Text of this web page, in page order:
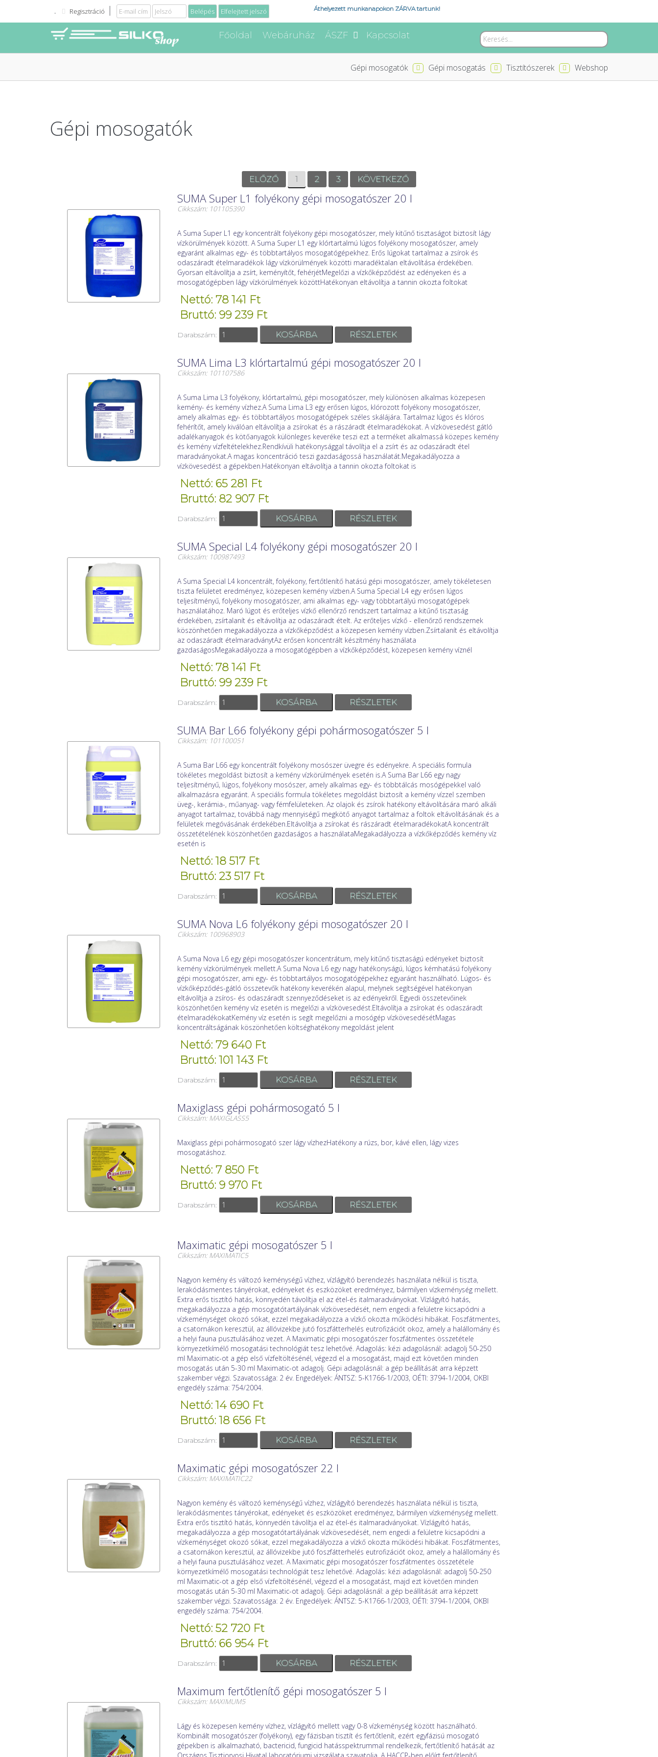
Regisztráció Elfelejtett jelszó Áthelyezett munkanapokon ZÁRVA tartunk!
Főoldal Webáruház ÁSZF Kapcsolat
Webshop
Tisztítószerek
Gépi mosogatás
Gépi mosogatók
Gépi mosogatók
ELŐZŐ 1 2 3 KÖVETKEZŐ
SUMA Super L1 folyékony gépi mosogatószer 20 l
Cikkszám: 101105390
A Suma Super L1 egy koncentrált folyékony gépi mosogatószer, mely kitűnő tisztaságot biztosít lágy
vízkörülmények között. A Suma Super L1 egy klórtartalmú lúgos folyékony mosogatószer, amely
egyaránt alkalmas egy- és többtartályos mosogatógépekhez. Erős lúgokat tartalmaz a zsírok és
odaszáradt ételmaradékok lágy vízkörülmények közötti maradéktalan eltávolítása érdekében.
Gyorsan eltávolítja a zsírt, keményítőt, fehérjétMegelőzi a vízkőképződést az edényeken és a
mosogatógépben lágy vízkörülmények közöttHatékonyan eltávolítja a tannin okozta foltokat
Nettó: 78 141 Ft
Bruttó: 99 239 Ft
Darabszám: RÉSZLETEK
SUMA Lima L3 klórtartalmú gépi mosogatószer 20 l
Cikkszám: 101107586
A Suma Lima L3 folyékony, klórtartalmú, gépi mosogatószer, mely különösen alkalmas közepesen
kemény- és kemény vízhez.A Suma Lima L3 egy erősen lúgos, klórozott folyékony mosogatószer,
amely alkalmas egy- és többtartályos mosogatógépek széles skálájára. Tartalmaz lúgos és klóros
fehérítőt, amely kiválóan eltávolítja a zsírokat és a rászáradt ételmaradékokat. A vízkövesedést gátló
adalékanyagok és kötőanyagok különleges keveréke teszi ezt a terméket alkalmassá közepes kemény
és kemény vízfeltételekhez.Rendkívüli hatékonysággal távolítja el a zsírt és az odaszáradt étel
maradványokat.A magas koncentráció teszi gazdaságossá használatát.Megakadályozza a
vízkövesedést a gépekben.Hatékonyan eltávolítja a tannin okozta foltokat is
Nettó: 65 281 Ft
Bruttó: 82 907 Ft
Darabszám: RÉSZLETEK
SUMA Special L4 folyékony gépi mosogatószer 20 l
Cikkszám: 100987493
A Suma Special L4 koncentrált, folyékony, fertőtlenítő hatású gépi mosogatószer, amely tökéletesen
tiszta felületet eredményez, közepesen kemény vízben.A Suma Special L4 egy erősen lúgos
teljesítményű, folyékony mosogatószer, ami alkalmas egy- vagy többtartályú mosogatógépek
használatához. Maró lúgot és erőteljes vízkő ellenőrző rendszert tartalmaz a kitűnő tisztaság
érdekében, zsírtalanít és eltávolítja az odaszáradt ételt. Az erőteljes vízkő - ellenőrző rendszernek
köszönhetően megakadályozza a vízkőképződést a közepesen kemény vízben.Zsírtalanít és eltávolítja
az odaszáradt ételmaradványtAz erősen koncentrált készítmény használata
gazdaságosMegakadályozza a mosogatógépben a vízkőképződést, közepesen kemény víznél
Nettó: 78 141 Ft
Bruttó: 99 239 Ft
Darabszám: RÉSZLETEK
SUMA Bar L66 folyékony gépi pohármosogatószer 5 l
Cikkszám: 101100051
A Suma Bar L66 egy koncentrált folyékony mosószer üvegre és edényekre. A speciális formula
tökéletes megoldást biztosít a kemény vízkörülmények esetén is.A Suma Bar L66 egy nagy
teljesítményű, lúgos, folyékony mosószer, amely alkalmas egy- és többtálcás mosógépekkel való
alkalmazásra egyaránt. A speciális formula tökéletes megoldást biztosít a kemény vízzel szemben
üveg-, kerámia-, műanyag- vagy fémfelületeken. Az olajok és zsírok hatékony eltávolítására maró alkáli
anyagot tartalmaz, továbbá nagy mennyiségű megkötő anyagot tartalmaz a foltok eltávolításának és a
felületek megóvásának érdekében.Eltávolítja a zsírokat és rászáradt ételmaradékokatA koncentrált
összetételének köszönhetően gazdaságos a használataMegakadályozza a vízkőképződés kemény víz
esetén is
Nettó: 18 517 Ft
Bruttó: 23 517 Ft
Darabszám: RÉSZLETEK
SUMA Nova L6 folyékony gépi mosogatószer 20 l
Cikkszám: 100968903
A Suma Nova L6 egy gépi mosogatószer koncentrátum, mely kitűnő tisztaságú edényeket biztosít
kemény vízkörülmények mellett.A Suma Nova L6 egy nagy hatékonyságú, lúgos kémhatású folyékony
gépi mosogatószer, ami egy- és többtartályos mosogatógépekhez egyaránt használható. Lúgos- és
vízkőképződés-gátló összetevők hatékony keverékén alapul, melynek segítségével hatékonyan
eltávolítja a zsíros- és odaszáradt szennyeződéseket is az edényekről. Egyedi összetevőinek
köszönhetően kemény víz esetén is megelőzi a vízkövesedést.Eltávolítja a zsírokat és odaszáradt
ételmaradékokatKemény víz esetén is segít megelőzni a mosógép vízkövesedésétMagas
koncentráltságának köszönhetően költséghatékony megoldást jelent
Nettó: 79 640 Ft
Bruttó: 101 143 Ft
Darabszám: RÉSZLETEK
Maxiglass gépi pohármosogató 5 l
Cikkszám: MAXIGLASS5
Maxiglass gépi pohármosogató szer lágy vízhezHatékony a rúzs, bor, kávé ellen, lágy vizes
mosogatáshoz.
Nettó: 7 850 Ft
Bruttó: 9 970 Ft
Darabszám: RÉSZLETEK
Maximatic gépi mosogatószer 5 l
Cikkszám: MAXIMATIC5
Nagyon kemény és változó keménységű vízhez, vízlágyító berendezés használata nélkül is tiszta,
lerakódásmentes tányérokat, edényeket és eszközöket eredményez, bármilyen vízkeménység mellett.
Extra erős tisztító hatás, könnyedén távolítja el az étel-és italmaradványokat. Vízlágyító hatás,
megakadályozza a gép mosogatótartályának vízkövesedését, nem engedi a felületre kicsapódni a
vízkeménységet okozó sókat, ezzel megakadályozza a vízkő okozta működési hibákat. Foszfátmentes,
a csatornákon keresztül, az állóvizekbe jutó foszfátterhelés eutrofizációt okoz, amely a halállomány és
a helyi fauna pusztulásához vezet. A Maximatic gépi mosogatószer foszfátmentes összetétele
környezetkímélő mosogatási technológiát tesz lehetővé. Adagolás: kézi adagolásnál: adagolj 50-250
ml Maximatic-ot a gép első vízfeltöltésénél, végezd el a mosogatást, majd ezt követően minden
mosogatás után 5-30 ml Maximatic-ot adagolj. Gépi adagolásnál: a gép beállítását arra képzett
szakember végzi. Szavatossága: 2 év. Engedélyek: ÁNTSZ: 5-K1766-1/2003, OÉTI: 3794-1/2004, OKBI
engedély száma: 754/2004.
Nettó: 14 690 Ft
Bruttó: 18 656 Ft
Darabszám: RÉSZLETEK
Maximatic gépi mosogatószer 22 l
Cikkszám: MAXIMATIC22
Nagyon kemény és változó keménységű vízhez, vízlágyító berendezés használata nélkül is tiszta,
lerakódásmentes tányérokat, edényeket és eszközöket eredményez, bármilyen vízkeménység mellett.
Extra erős tisztító hatás, könnyedén távolítja el az étel-és italmaradványokat. Vízlágyító hatás,
megakadályozza a gép mosogatótartályának vízkövesedését, nem engedi a felületre kicsapódni a
vízkeménységet okozó sókat, ezzel megakadályozza a vízkő okozta működési hibákat. Foszfátmentes,
a csatornákon keresztül, az állóvizekbe jutó foszfátterhelés eutrofizációt okoz, amely a halállomány és
a helyi fauna pusztulásához vezet. A Maximatic gépi mosogatószer foszfátmentes összetétele
környezetkímélő mosogatási technológiát tesz lehetővé. Adagolás: kézi adagolásnál: adagolj 50-250
ml Maximatic-ot a gép első vízfeltöltésénél, végezd el a mosogatást, majd ezt követően minden
mosogatás után 5-30 ml Maximatic-ot adagolj. Gépi adagolásnál: a gép beállítását arra képzett
szakember végzi. Szavatossága: 2 év. Engedélyek: ÁNTSZ: 5-K1766-1/2003, OÉTI: 3794-1/2004, OKBI
engedély száma: 754/2004.
Nettó: 52 720 Ft
Bruttó: 66 954 Ft
Darabszám: RÉSZLETEK
Maximum fertőtlenítő gépi mosogatószer 5 l
Cikkszám: MAXIMUM5
Lágy és közepesen kemény vízhez, vízlágyító mellett vagy 0-8 vízkeménység között használható.
Kombinált mosogatószer (folyékony), egy fázisban tisztít és fertőtlenít, ezért egyfázisú mosogató
gépekben is alkalmazható, bactericid, fungicid hatásspektrummal rendelkezik, fertőtlenítő hatását az